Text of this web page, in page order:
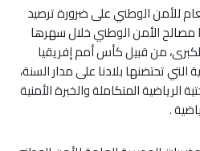
للأمن الوطني على ضرورة ترصيد
مصالح الأمن الوطني خلال سهرها
من قبيل كأس أمم إفريقيا
التي تحتضنها بلادنا على مدار السنة،
الرياضية المتكاملة والخبرة الأمنية
.